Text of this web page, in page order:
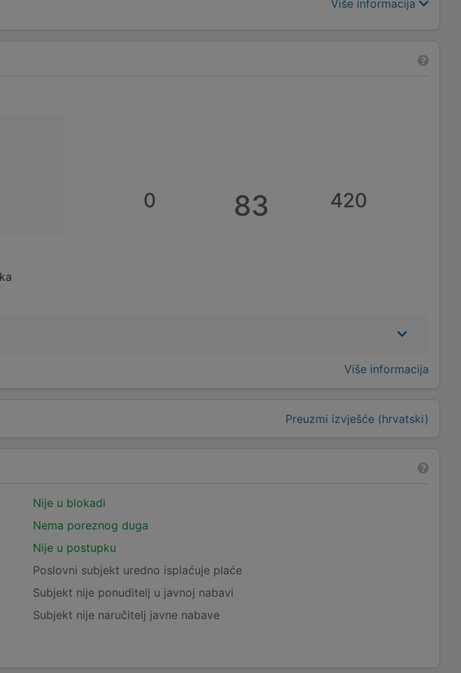
Više informacija
Preuzmi izvješće (hrvatski)
0 83 420
Više informacija
Nije u blokadi
Nema poreznog duga
Nije u postupku
Poslovni subjekt uredno isplaćuje plaće
Subjekt nije ponuditelj u javnoj nabavi
Subjekt nije naručitelj javne nabave